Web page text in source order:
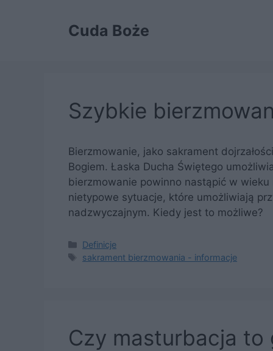
Cuda Boże
Szybkie
Bierzmowanie, jako sakrament
Bogiem. Łaska Ducha Świętego
bierzmowanie powinno nastąpić w
nietypowe sytuacje, które umożliwiają
nadzwyczajnym. Kiedy jest to możliwe?
Kategorie
Definicje
Tagi
sakrament bierzmowania - informacje
Czy masturbacja to